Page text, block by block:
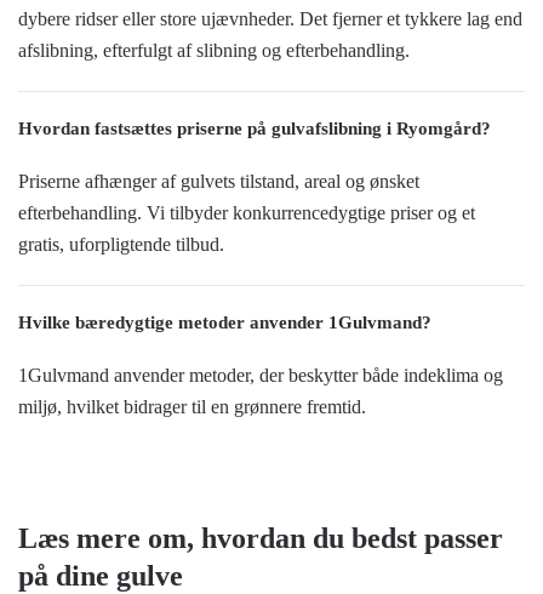
dybere ridser eller store ujævnheder. Det fjerner et tykkere lag end
afslibning, efterfulgt af slibning og efterbehandling.
Hvordan fastsættes priserne på gulvafslibning i Ryomgård?
Priserne afhænger af gulvets tilstand, areal og ønsket
efterbehandling. Vi tilbyder konkurrencedygtige priser og et
gratis, uforpligtende tilbud.
Hvilke bæredygtige metoder anvender 1Gulvmand?
1Gulvmand anvender metoder, der beskytter både indeklima og
miljø, hvilket bidrager til en grønnere fremtid.
Læs mere om, hvordan du bedst passer
på dine gulve